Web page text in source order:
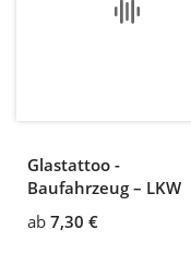
Glastattoo -
Baufahrzeug – LKW
ab 7,30 €